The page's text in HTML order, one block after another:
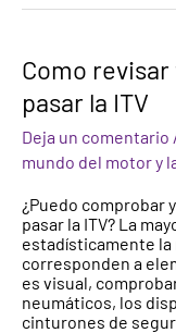
Como
pasar la ITV
Deja un comentario
mundo del motor y
¿Puedo comprobar
pasar la ITV? La
estadísticamente la
corresponden a
es visual,
neumáticos, los
cinturones de
Como
revisar
tu
vehículo
antes
de
la
ITV